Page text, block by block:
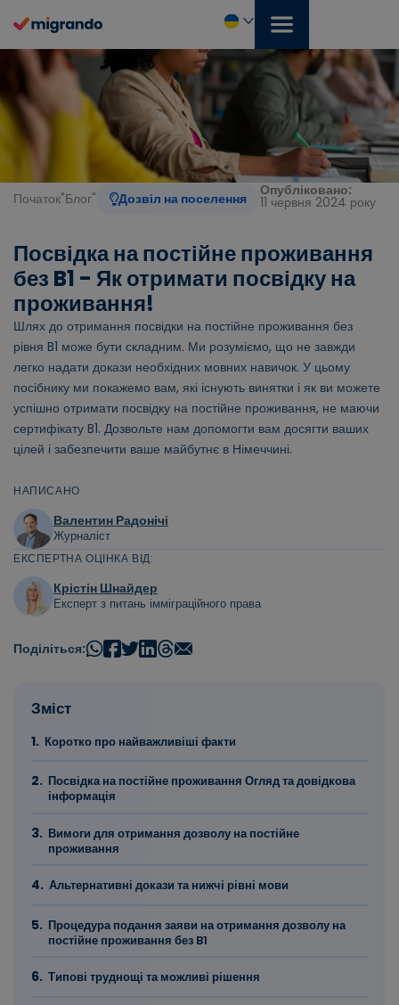
змісту
Українська
Початок"Блог" Дозвіл на поселення Опубліковано:
11 червня 2024 року
Посвідка на постійне проживання
без B1 - Як отримати посвідку на
проживання!
Шлях до отримання посвідки на постійне проживання без
рівня B1 може бути складним. Ми розуміємо, що не завжди
легко надати докази необхідних мовних навичок. У цьому
посібнику ми покажемо вам, які існують винятки і як ви можете
успішно отримати посвідку на постійне проживання, не маючи
сертифікату B1. Дозвольте нам допомогти вам досягти ваших
цілей і забезпечити ваше майбутнє в Німеччині.
НАПИСАНО
Валентин Радонічі
Журналіст
ЕКСПЕРТНА ОЦІНКА ВІД:
Крістін Шнайдер
Експерт з питань імміграційного права
Поділіться:
Зміст
Коротко про найважливіші факти
Посвідка на постійне проживання Огляд та довідкова
інформація
Вимоги для отримання дозволу на постійне
проживання
Альтернативні докази та нижчі рівні мови
Процедура подання заяви на отримання дозволу на
постійне проживання без B1
Типові труднощі та можливі рішення